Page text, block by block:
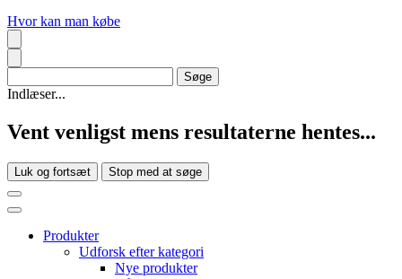
Hvor kan man købe
Indlæser...
Vent venligst mens resultaterne hentes...
Luk og fortsæt Stop med at søge
Produkter
Udforsk efter kategori
Nye produkter